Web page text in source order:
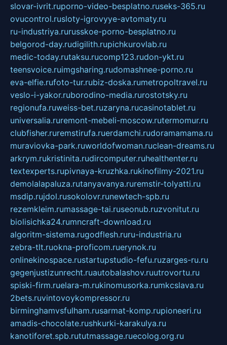
slovar-ivrit.ruporno-video-besplatno.ruseks-365.ru
ovucontrol.rusloty-igrovyye-avtomaty.ru
ru-industriya.rurusskoe-porno-besplatno.ru
belgorod-day.rudigilith.rupichkurovlab.ru
medic-today.rutaksu.rucomp123.rudon-ykt.ru
teensvoice.ruimgsharing.rudomashnee-porno.ru
eva-elfie.rufoto-tur.rubiz-doska.rumetropoltravel.ru
veslo-i-yakor.ruborodino-media.rurostotsky.ru
regionufa.ruweiss-bet.ruzaryna.rucasinotablet.ru
universalia.ruremont-mebeli-moscow.rutermomur.ru
clubfisher.ruremstirufa.ruerdamchi.rudoramamama.ru
muraviovka-park.ruworldofwoman.ruclean-dreams.ru
arkrym.rukristinita.rudircomputer.ruhealthenter.ru
textexperts.rupivnaya-kruzhka.rukinofilmy-2021.ru
demolalapaluza.rutanyavanya.ruremstir-tolyatti.ru
msdip.rujdol.rusokolovr.runewtech-spb.ru
rezemkleim.rumassage-tai.ruseonub.ruzvonitut.ru
biolisichka24.rumncraft-download.ru
algoritm-sistema.rugodflesh.ruru-industria.ru
zebra-tlt.ruokna-proficom.ruerynok.ru
onlinekinospace.rustartupstudio-fefu.ruzarges-ru.ru
gegenjustizunrecht.ruautobalashov.ruutrovortu.ru
spiski-firm.ruelara-m.rukinomusorka.rumkcslava.ru
2bets.ruvintovoykompressor.ru
birminghamvsfulham.rusarmat-komp.rupioneeri.ru
amadis-chocolate.rushkurki-karakulya.ru
kanotiforet.spb.rututmassage.ruecolog.org.ru